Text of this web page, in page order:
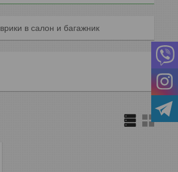
в салон и багажник